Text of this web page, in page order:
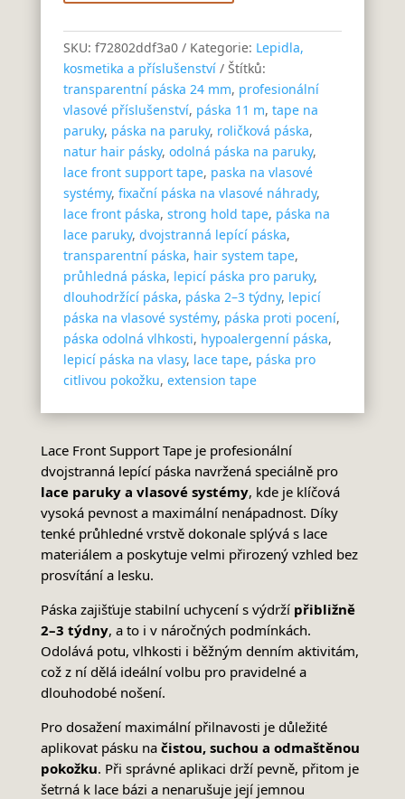
SKU: f72802ddf3a0 Kategorie: Lepidla,
kosmetika a příslušenství
Štítků:
transparentní páska 24 mm, profesionální
vlasové příslušenství, páska 11 m, tape na
paruky, páska na paruky, roličková páska,
natur hair pásky, odolná páska na paruky,
lace front support tape, paska na vlasové
systémy, fixační páska na vlasové náhrady,
lace front páska, strong hold tape, páska na
lace paruky, dvojstranná lepící páska,
transparentní páska, hair system tape,
průhledná páska, lepicí páska pro paruky,
dlouhodržící páska, páska 2–3 týdny, lepicí
páska na vlasové systémy, páska proti pocení,
páska odolná vlhkosti, hypoalergenní páska,
lepicí páska na vlasy, lace tape, páska pro
citlivou pokožku, extension tape
Lace Front Support Tape je profesionální
dvojstranná lepící páska navržená speciálně pro
lace paruky a vlasové systémy, kde je klíčová
vysoká pevnost a maximální nenápadnost. Díky
tenké průhledné vrstvě dokonale splývá s lace
materiálem a poskytuje velmi přirozený vzhled bez
prosvítání a lesku.
Páska zajišťuje stabilní uchycení s výdrží přibližně
2–3 týdny, a to i v náročných podmínkách.
Odolává potu, vlhkosti i běžným denním aktivitám,
což z ní dělá ideální volbu pro pravidelné a
dlouhodobé nošení.
Pro dosažení maximální přilnavosti je důležité
aplikovat pásku na čistou, suchou a odmaštěnou
pokožku. Při správné aplikaci drží pevně, přitom je
šetrná k lace bázi a nenarušuje její jemnou